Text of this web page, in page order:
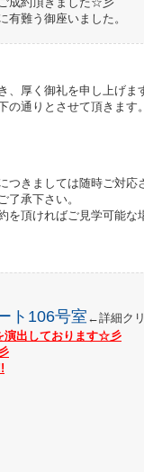
有難う御座いました。
厚く御礼を申し上げま
の通りとさせて頂きます。
つきましては随時ご対
了承下さい。
を頂ければご見学可能
ト106号室 ←詳細ク
演出しております☆彡